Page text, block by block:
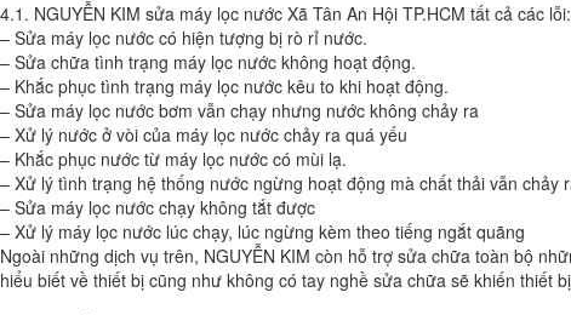
4.1. NGUYỄN KIM sửa máy lọc nước Xã Tân An Hội TP.HCM tất cả các lỗi:
– Sửa máy lọc nước có hiện tượng bị rò rỉ nước.
– Sửa chữa tình trạng máy lọc nước không hoạt động.
– Khắc phục tình trạng máy lọc nước kêu to khi hoạt động.
– Sửa máy lọc nước bơm vẫn chạy nhưng nước không chảy ra
– Xử lý nước ở vòi của máy lọc nước chảy ra quá yếu
– Khắc phục nước từ máy lọc nước có mùi lạ.
– Xử lý tình trạng hệ thống nước ngừng hoạt động mà chất thải vẫn chảy
– Sửa máy lọc nước chạy không tắt được
– Xử lý máy lọc nước lúc chạy, lúc ngừng kèm theo tiếng ngắt quãng
Ngoài những dịch vụ trên, NGUYỄN KIM còn hỗ trợ sửa chữa toàn bộ
hiểu biết về thiết bị cũng như không có tay nghề sửa chữa sẽ khiến thiết